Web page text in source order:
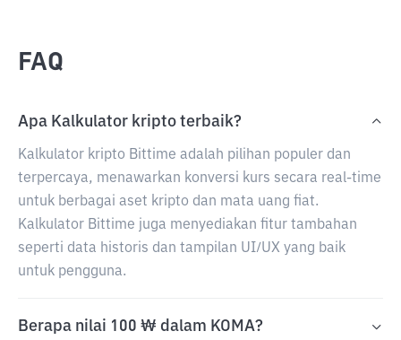
FAQ
Apa Kalkulator kripto terbaik?
Kalkulator kripto Bittime adalah pilihan populer dan
terpercaya, menawarkan konversi kurs secara real-time
untuk berbagai aset kripto dan mata uang fiat.
Kalkulator Bittime juga menyediakan fitur tambahan
seperti data historis dan tampilan UI/UX yang baik
untuk pengguna.
Berapa nilai 100 ₩ dalam KOMA?